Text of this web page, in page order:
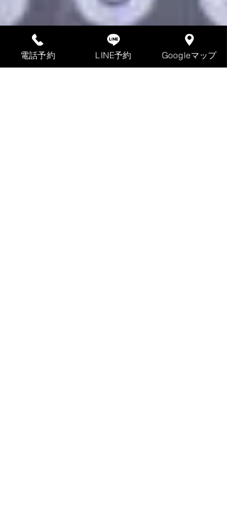
電話予約 LINE予約 Googleマップ